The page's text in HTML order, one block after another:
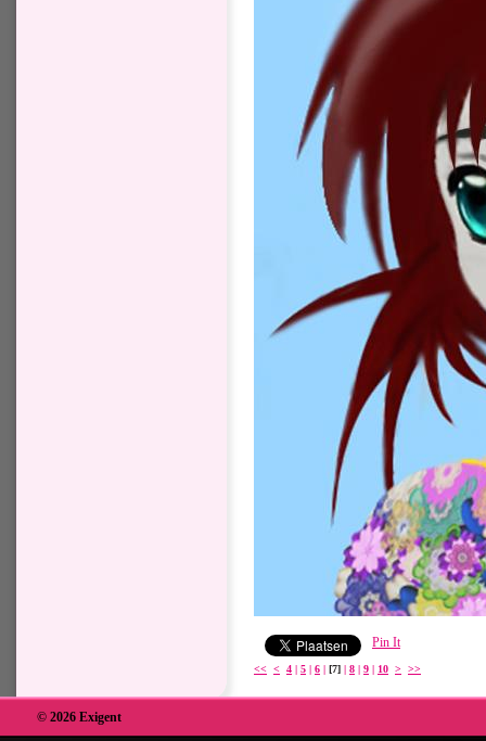
Pin It
<< < 4 | 5 | 6 | [7] | 8 | 9 | 10 > >>
© 2026 Exigent